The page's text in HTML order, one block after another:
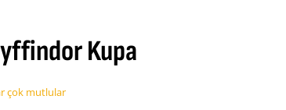
Kupa
çok mutlular